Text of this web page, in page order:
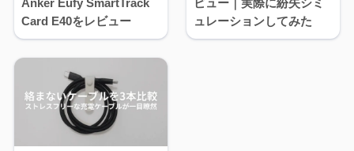
Anker Eufy SmartTrack
Card E40をレビュー
ビュー｜実際に紛失シミ
ュレーションしてみた